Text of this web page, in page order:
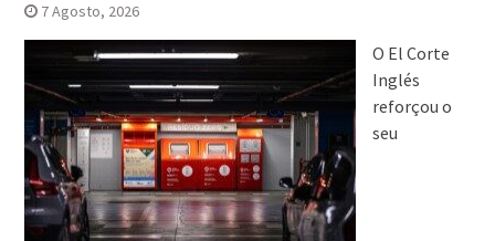
7 Agosto, 2026
O El Corte
Inglés
reforçou o
seu